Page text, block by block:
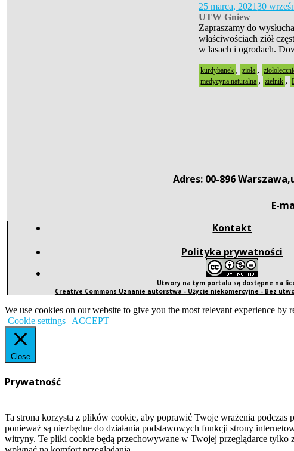
25 marca, 202130
UTW Gniew
Zapraszamy do
właściwościach ziół
w lasach i ogrodach.
kurdybanek , zioła ,
medycyna naturalna , zielnik ,
Adres: 00-896
E-
Kontakt
Polityka prywatności
Utwory na tym portalu są dostępne na
Creative Commons Uznanie autorstwa - Użycie niekomercyjne - Bez
We use cookies on our website to give you the most relevant experience
Cookie settings
ACCEPT
Close
Prywatność
Ta strona korzysta z plików cookie, aby poprawić Twoje wrażenia
ponieważ są niezbędne do działania podstawowych funkcji strony
witryny. Te pliki cookie będą przechowywane w Twojej przeglądarce